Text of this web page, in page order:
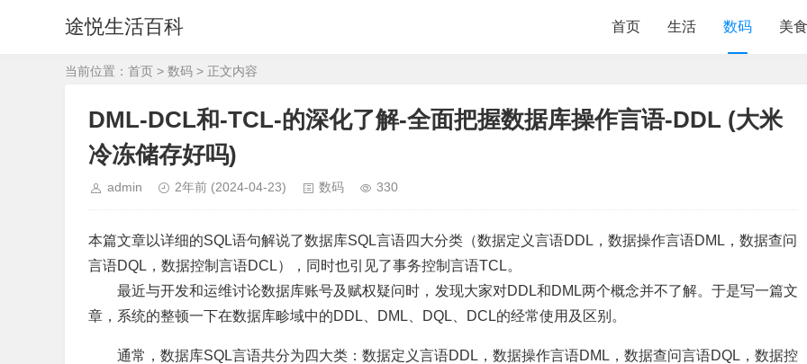
途悦生活百科 首页 生活 数码 美食
当前位置： 首页 > 数码 > 正文内容
DML-DCL和-TCL-的深化了解-全面把握数据库操作言语-DDL (大米
冷冻储存好吗)
admin 2年前 (2024-04-23) 数码 330
本篇文章以详细的SQL语句解说了数据库SQL言语四大分类（数据定义言语DDL，数据操作言语DML，数据查问
言语DQL，数据控制言语DCL），同时也引见了事务控制言语TCL。
最近与开发和运维讨论数据库账号及赋权疑问时，发现大家对DDL和DML两个概念并不了解。于是写一篇文
章，系统的整顿一下在数据库畛域中的DDL、DML、DQL、DCL的经常使用及区别。
通常，数据库SQL言语共分为四大类：数据定义言语DDL，数据操作言语DML，数据查问言语DQL，数据控